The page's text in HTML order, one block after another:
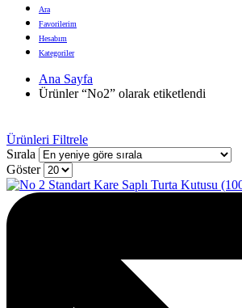
Ara
Favorilerim
Hesabım
Kategoriler
Ana Sayfa
Ürünler “No2” olarak etiketlendi
Ürünleri Filtrele
Sırala
Göster